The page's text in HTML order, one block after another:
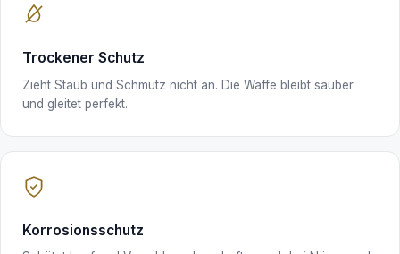
Trockener Schutz
Zieht Staub und Schmutz nicht an. Die Waffe bleibt sauber
und gleitet perfekt.
Korrosionsschutz